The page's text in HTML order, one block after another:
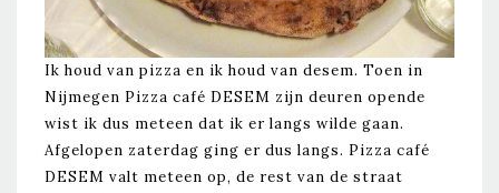
Ik houd van pizza en ik houd van desem. Toen in
Nijmegen Pizza café DESEM zijn deuren opende
wist ik dus meteen dat ik er langs wilde gaan.
Afgelopen zaterdag ging er dus langs. Pizza café
DESEM valt meteen op, de rest van de straat